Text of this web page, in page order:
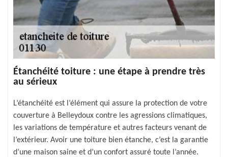
Étanchéité toiture : une étape à prendre très
au sérieux
L’étanchéité est l’élément qui assure la protection de votre
couverture à Belleydoux contre les agressions climatiques,
les variations de température et autres facteurs venant de
l’extérieur. Avoir une toiture bien étanche, c’est la garantie
d’une maison saine et d’un confort assuré toute l’année.